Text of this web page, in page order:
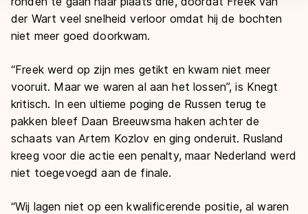
der Wart veel snelheid verloor omdat hij de bochten
niet meer goed doorkwam.
“Freek werd op zijn mes getikt en kwam niet meer
vooruit. Maar we waren al aan het lossen”, is Knegt
kritisch. In een ultieme poging de Russen terug te
pakken bleef Daan Breeuwsma haken achter de
schaats van Artem Kozlov en ging onderuit. Rusland
kreeg voor die actie een penalty, maar Nederland werd
niet toegevoegd aan de finale.
“Wij lagen niet op een kwalificerende positie, al waren